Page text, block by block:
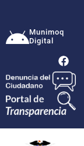
Munimoq
Digital